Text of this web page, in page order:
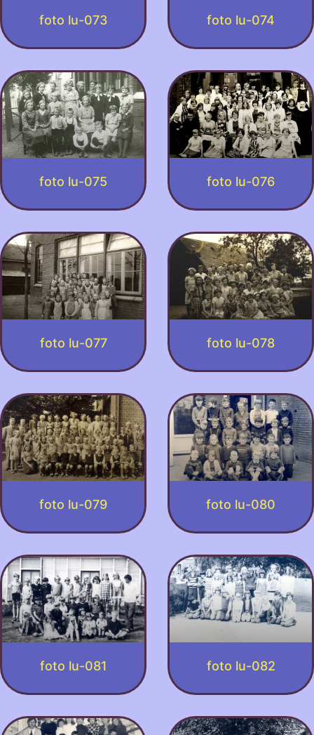
foto lu-073 foto lu-074
foto lu-075 foto lu-076
foto lu-077 foto lu-078
foto lu-079 foto lu-080
foto lu-081 foto lu-082